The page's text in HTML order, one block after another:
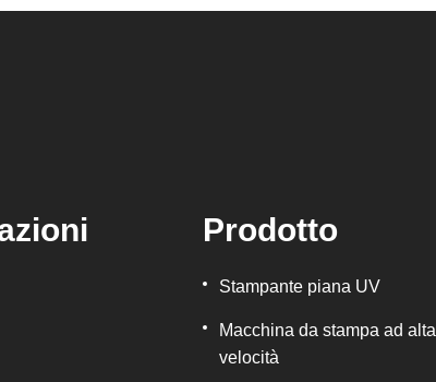
Prodotto
Stampante piana UV
Macchina da stampa ad alta
velocità